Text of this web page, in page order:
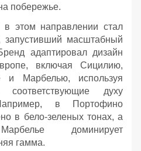
побережье.
этом направлении стал
масштабный
адаптировал дизайн
включая Сицилию,
и Марбелью, используя
духу
в Портофино
в бело-зеленых тонах, а
доминирует
гамма.